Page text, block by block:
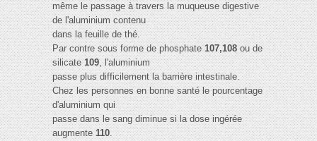
même le passage à travers la muqueuse digestive
de l'aluminium contenu
dans la feuille de thé.
Par contre sous forme de phosphate107,108ou de
silicate109, l'aluminium
passe plus difficilement la barrière intestinale.
Chez les personnes en bonne santé le pourcentage
d'aluminium qui
passe dans le sang diminue si la dose ingérée
augmente110.